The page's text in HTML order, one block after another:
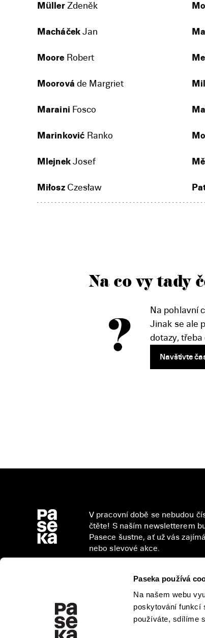
Paseka používá
Na našem webu
poskytování funkcí
používáte, sdílíme
MüllerZdeněk
Macháček Jan
Moore Robert
Moorová de Margriet
Maraini Fosco
Marinković Ranko
MlejnekJosef
MiłoszCzesław
Na co vy tady
Na pohlavní
Jinak se ale
dotazy,
Navštivte
V pracovní době se nebudou
čtěte! S naším newsletterem
Pasece šustne, ať už vás
nebo slevové akce.
Přihlášením se k odběru novinek
osobních údajů.